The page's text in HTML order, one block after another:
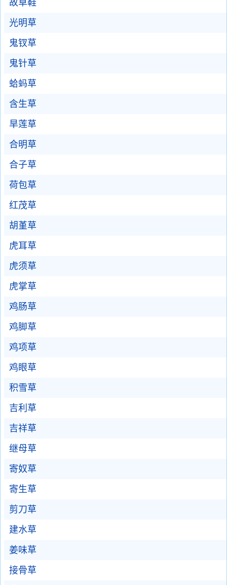
故草鞋
光明草
鬼钗草
鬼针草
蛤蚂草
含生草
旱莲草
合明草
合子草
荷包草
红茂草
胡堇草
虎耳草
虎须草
虎掌草
鸡肠草
鸡脚草
鸡项草
鸡眼草
积雪草
吉利草
吉祥草
继母草
寄奴草
寄生草
剪刀草
建水草
姜味草
接骨草